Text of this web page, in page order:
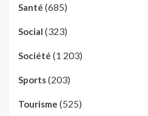
Santé (685)
Social (323)
Société (1 203)
Sports(203)
Tourisme (525)